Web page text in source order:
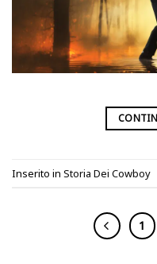
Inserito in Storia Dei Cowboy
1